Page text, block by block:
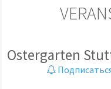
Ostergarten